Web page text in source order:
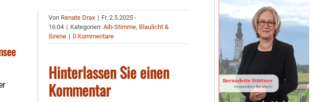
Von Renate Drax | Fr. 2.5.2025 -
16:04 | Kategorien:Aib-Stimme, Blaulicht &
Sirene | 0 Kommentare
Hinterlassen Sie einen
Kommentar